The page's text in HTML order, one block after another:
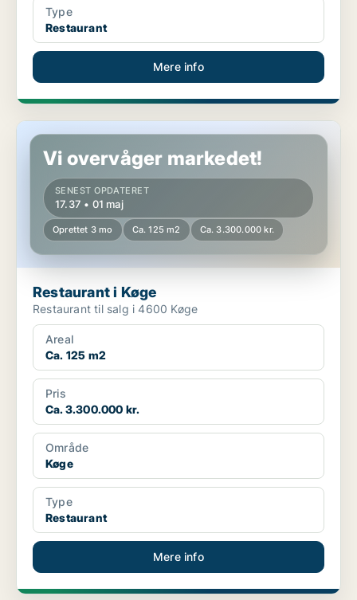
Type
Restaurant
Mere info
Restaurant i Køge
Vi overvåger markedet!
SENEST OPDATERET
17.37 • 01 maj
Oprettet 3 mo Ca. 125 m2 Ca. 3.300.000 kr.
Restaurant i Køge
Restaurant til salg i 4600 Køge
Areal
Ca. 125 m2
Pris
Ca. 3.300.000 kr.
Område
Køge
Type
Restaurant
Mere info